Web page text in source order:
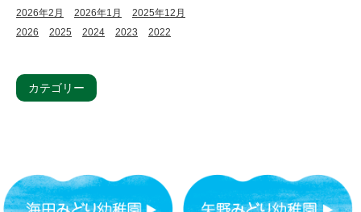
2026年2月
2026年1月
2025年12月
2026
2025 2024 2023 2022
カテゴリー